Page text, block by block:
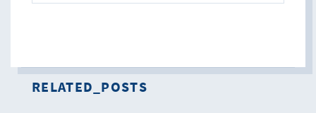
RELATED_POSTS